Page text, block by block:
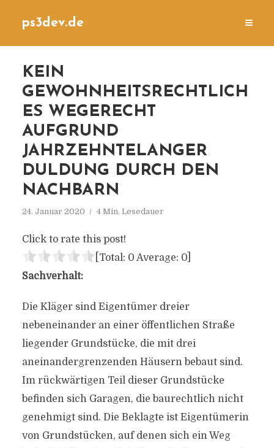
ps3dev.de
KEIN
GEWOHNHEITSRECHTLICH
ES WEGERECHT
AUFGRUND
JAHRZEHNTELANGER
DULDUNG DURCH DEN
NACHBARN
24. Januar 2020 4 Min. Lesedauer
Click to rate this post!
[Total: 0 Average: 0]
Sachverhalt:
Die Kläger sind Eigentümer dreier
nebeneinander an einer öffentlichen Straße
liegender Grundstücke, die mit drei
aneinandergrenzenden Häusern bebaut sind.
Im rückwärtigen Teil dieser Grundstücke
befinden sich Garagen, die baurechtlich nicht
genehmigt sind. Die Beklagte ist Eigentümerin
von Grundstücken, auf denen sich ein Weg